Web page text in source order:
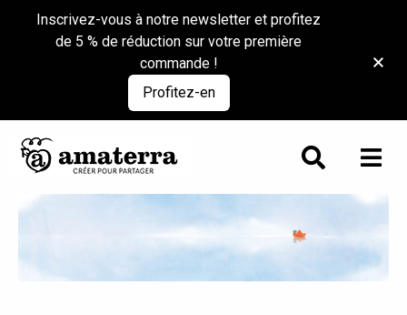
Inscrivez-vous à notre newsletter et profitez
de 5 % de réduction sur votre première
commande !
Profitez-en